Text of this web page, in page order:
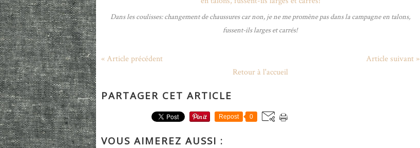
Dans les coulisses: changement de chaussures car non, je ne me promène pas dans la campagne en talons,
fussent-ils larges et carrés!
« Article précédent
Article suivant »
Retour à l'accueil
PARTAGER CET ARTICLE
Repost 0
VOUS AIMEREZ AUSSI :